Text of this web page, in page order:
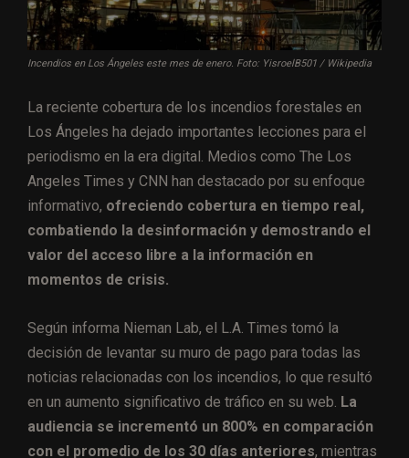
Incendios en Los Ángeles este mes de enero. Foto: YisroelB501 / Wikipedia
La reciente cobertura de los incendios forestales en
Los Ángeles ha dejado importantes lecciones para el
periodismo en la era digital. Medios como The Los
Angeles Times y CNN han destacado por su enfoque
informativo, ofreciendo cobertura en tiempo real,
combatiendo la desinformación y demostrando el
valor del acceso libre a la información en
momentos de crisis.
Según informa Nieman Lab, el L.A. Times tomó la
decisión de levantar su muro de pago para todas las
noticias relacionadas con los incendios, lo que resultó
en un aumento significativo de tráfico en su web. La
audiencia se incrementó un 800% en comparación
con el promedio de los 30 días anteriores, mientras